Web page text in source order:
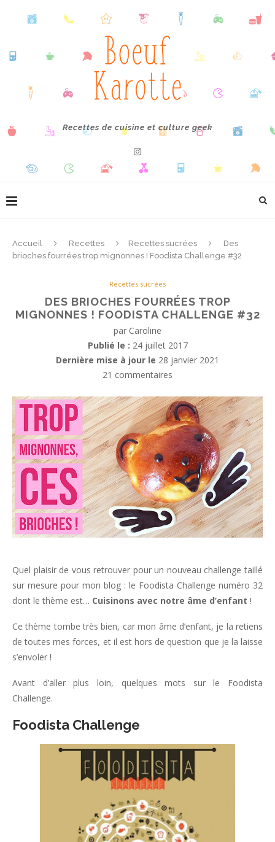
Recettes de cuisine et culture geek
Accueil Recettes Recettes sucrées
Des
brioches fourrées trop mignonnes ! Foodista Challenge #32
Recettes sucrées
DES BRIOCHES FOURRÉES TROP
MIGNONNES ! FOODISTA CHALLENGE #32
par Caroline
Publié le : 24 juillet 2017
Dernière mise à jour le 28 janvier 2021
21 commentaires
Quel plaisir de vous retrouver pour un nouveau challenge taillé
sur mesure pour mon blog : le Foodista Challenge numéro 32
dont le thème est… Cuisinons avec notre âme d’enfant !
Ce thème tombe très bien, car mon âme d’enfant, je la retiens
de toutes mes forces, et il est hors de question que je la laisse
s’envoler !
Avant d’aller plus loin, quelques mots sur le Foodista
Challenge.
Foodista Challenge